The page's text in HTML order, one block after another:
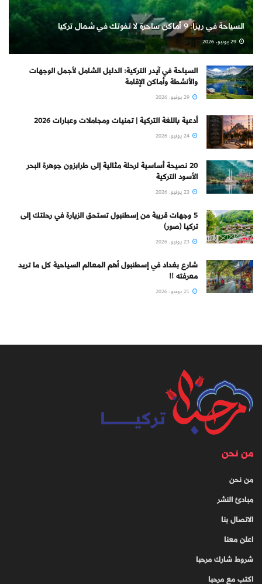
السياحة في ريزا: 9 أماكن ساحرة لا تفوتك في شمال تركيا
السياحة في آيدر التركية: الدليل الشامل لأجمل الوجهات
والأنشطة وأماكن الإقامة
أدعية باللغة التركية | تمنيات ومجاملات وعبارات 2026
20 نصيحة أساسية لرحلة مثالية إلى طرابزون جوهرة البحر
الأسود التركية
5 وجهات قريبة من إسطنبول تستحق الزيارة في رحلتك إلى
تركيا (صور)
شارع بغداد في إسطنبول أهم المعالم السياحية كل ما تريد
معرفته !!
من نحن
من نحن
مبادئ النشر
الاتصال بنا
اعلن معنا
شروط شارك مرحبا
اكتب مع مرحبا